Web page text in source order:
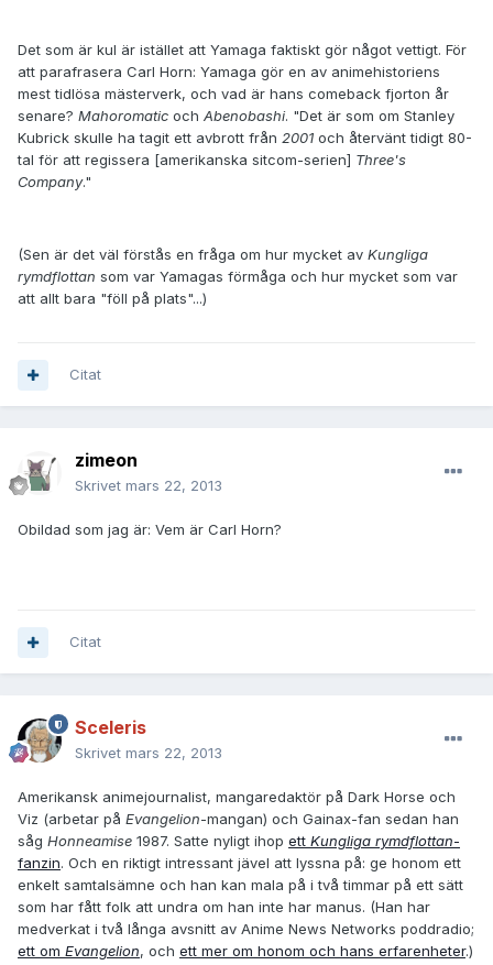
Det som är kul är istället att Yamaga faktiskt gör något vettigt. För
att parafrasera Carl Horn: Yamaga gör en av animehistoriens
mest tidlösa mästerverk, och vad är hans comeback fjorton år
senare? Mahoromatic och Abenobashi. "Det är som om Stanley
Kubrick skulle ha tagit ett avbrott från 2001 och återvänt tidigt 80-
tal för att regissera [amerikanska sitcom-serien] Three's
Company."
(Sen är det väl förstås en fråga om hur mycket av Kungliga
rymdflottan som var Yamagas förmåga och hur mycket som var
att allt bara "föll på plats"...)
Citat
zimeon
Skrivet mars 22, 2013
Obildad som jag är: Vem är Carl Horn?
Citat
Sceleris
Skrivet mars 22, 2013
Amerikansk animejournalist, mangaredaktör på Dark Horse och
Viz (arbetar på Evangelion-mangan) och Gainax-fan sedan han
såg Honneamise 1987. Satte nyligt ihop ett Kungliga rymdflottan-
fanzin. Och en riktigt intressant jävel att lyssna på: ge honom ett
enkelt samtalsämne och han kan mala på i två timmar på ett sätt
som har fått folk att undra om han inte har manus. (Han har
medverkat i två långa avsnitt av Anime News Networks poddradio;
ett om Evangelion, och ett mer om honom och hans erfarenheter.)